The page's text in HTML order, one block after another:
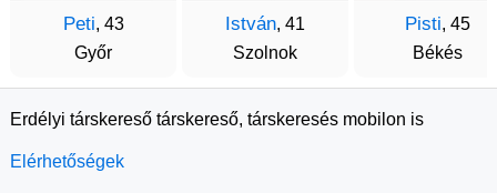
Peti, 43
Győr
István, 41
Szolnok
Pisti, 45
Békés
Erdélyi társkereső társkereső, társkeresés mobilon is
Elérhetőségek